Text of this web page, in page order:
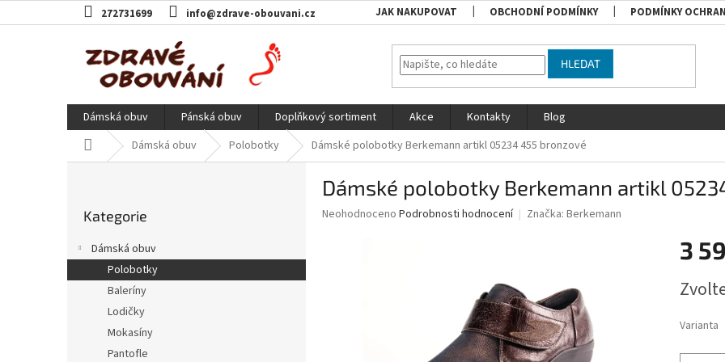
na
272731699 info@zdrave-obouvani.cz JAK NAKUPOVAT OBCHODNÍ PODMÍNKY PODMÍNKY
HLEDAT
Dámská obuv Pánská obuv Doplňkový sortiment Akce Kontakty
Blog
Domů Dámská obuv Polobotky Dámské polobotky Berkemann artikl 05234 455 bronzové
a
n
kategorie
Kategorie
Dámská obuv
Polobotky
Baleríny
Lodičky
Mokasíny
Pantofle
Dámské polobotky Berkemann artikl
Průměrné
Neohodnoceno Podrobnosti hodnocení Značka: Berkemann
3
cena:
Varianta